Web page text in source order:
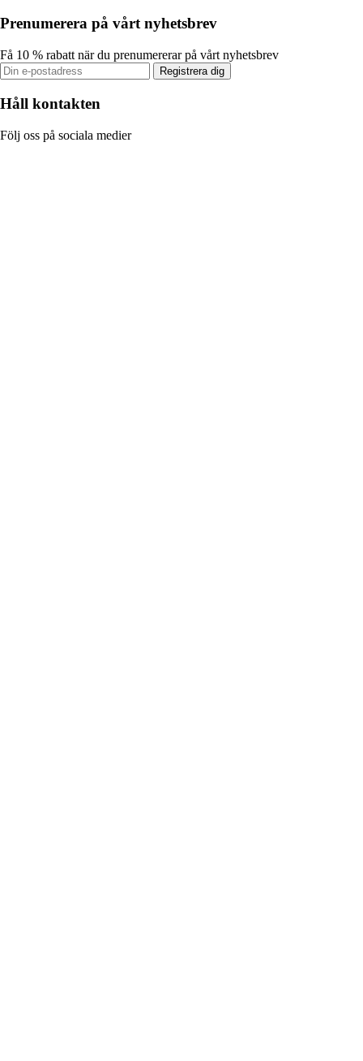
Prenumerera på vårt nyhetsbrev
Få 10 % rabatt när du prenumererar på vårt nyhetsbrev
Registrera dig
Håll kontakten
Följ oss på sociala medier